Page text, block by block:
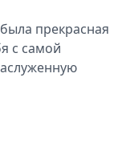
прекрасная
с самой